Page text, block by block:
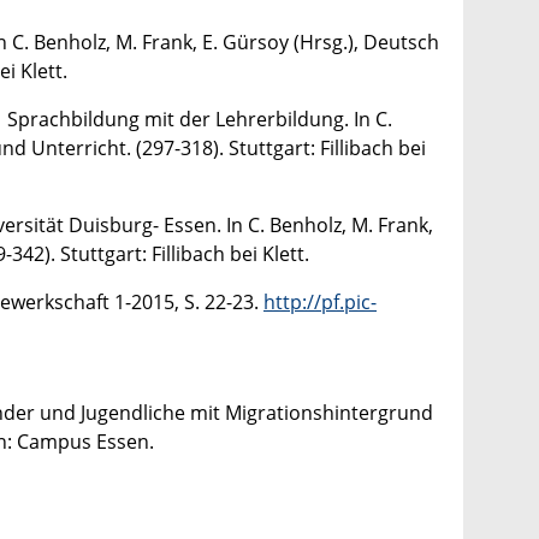
Benholz, M. Frank, E. Gürsoy (Hrsg.), Deutsch
Klett.
mit der Lehrerbildung. In C.
Unterricht. (297-318). Stuttgart: Fillibach bei
Duisburg- Essen. In C. Benholz, M. Frank,
Stuttgart: Fillibach bei Klett.
1-2015, S. 22-23. http://pf.pic-
und Jugendliche mit Migrationshintergrund
Campus Essen.